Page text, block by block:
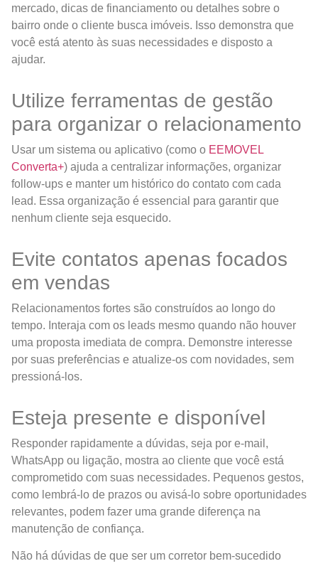
mercado, dicas de financiamento ou detalhes sobre o
bairro onde o cliente busca imóveis. Isso demonstra que
você está atento às suas necessidades e disposto a
ajudar.
Utilize ferramentas de gestão
para organizar o relacionamento
Usar um sistema ou aplicativo (como o EEMOVEL
Converta+) ajuda a centralizar informações, organizar
follow-ups e manter um histórico do contato com cada
lead. Essa organização é essencial para garantir que
nenhum cliente seja esquecido.
Evite contatos apenas focados
em vendas
Relacionamentos fortes são construídos ao longo do
tempo. Interaja com os leads mesmo quando não houver
uma proposta imediata de compra. Demonstre interesse
por suas preferências e atualize-os com novidades, sem
pressioná-los.
Esteja presente e disponível
Responder rapidamente a dúvidas, seja por e-mail,
WhatsApp ou ligação, mostra ao cliente que você está
comprometido com suas necessidades. Pequenos gestos,
como lembrá-lo de prazos ou avisá-lo sobre oportunidades
relevantes, podem fazer uma grande diferença na
manutenção de confiança.
Não há dúvidas de que ser um corretor bem-sucedido